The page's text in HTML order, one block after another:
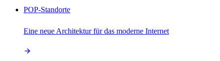
POP-Standorte
Eine neue Architektur für das moderne Internet